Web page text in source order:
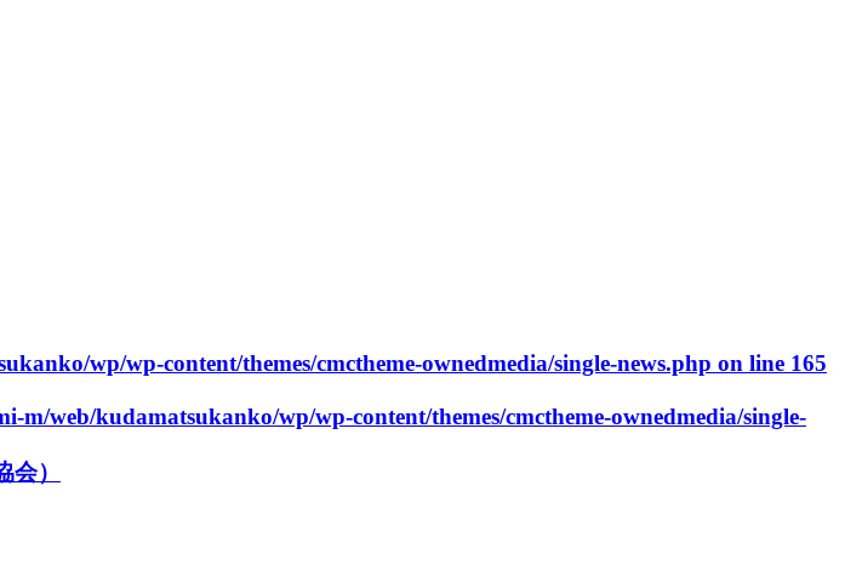
wp/wp-content/themes/cmctheme-ownedmedia/single-news.php on line 165
m/web/kudamatsukanko/wp/wp-content/themes/cmctheme-ownedmedia/single-
）